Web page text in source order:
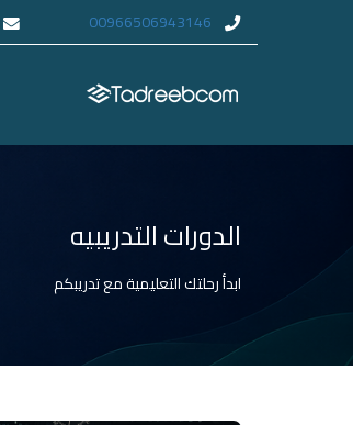
00966506943146
الدورات التدريبيه
ابدأ رحلتك التعليمية مع تدريبكم